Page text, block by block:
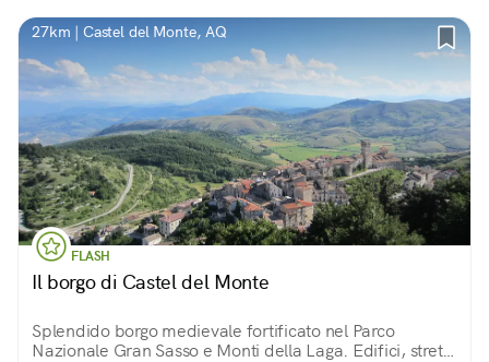
27km | Castel del Monte, AQ
FLASH
Il borgo di Castel del Monte
Splendido borgo medievale fortificato nel Parco
Nazionale Gran Sasso e Monti della Laga. Edifici, strette